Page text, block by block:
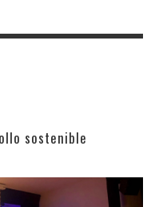
sostenible